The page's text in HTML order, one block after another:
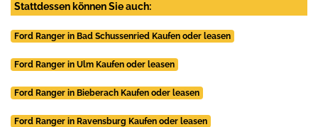
Stattdessen können Sie auch:
Ford Ranger in Bad Schussenried Kaufen oder leasen
Ford Ranger in Ulm Kaufen oder leasen
Ford Ranger in Bieberach Kaufen oder leasen
Ford Ranger in Ravensburg Kaufen oder leasen